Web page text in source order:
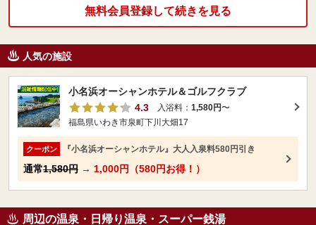
無料会員登録して続きを見る
人気の施設
小名浜オーシャンホテル＆ゴルフクラブ
4.3
入浴料： 1,580円〜
福島県いわき市泉町下川大畑17
クーポン 『小名浜オーシャンホテル』大人入泉料580円引き
通常1,580円 → 1,000円（580円お得！）
周辺の温泉・日帰り温泉・スーパー銭湯